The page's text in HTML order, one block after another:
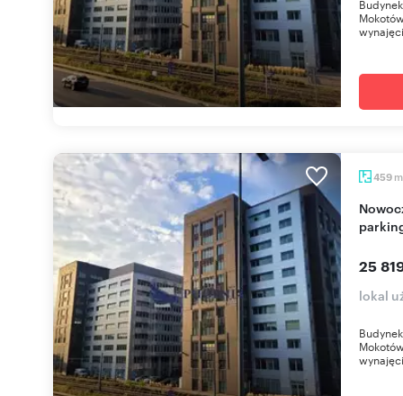
459 m
Nowoczesny biurowiec z 460 miejscami
25
lokal